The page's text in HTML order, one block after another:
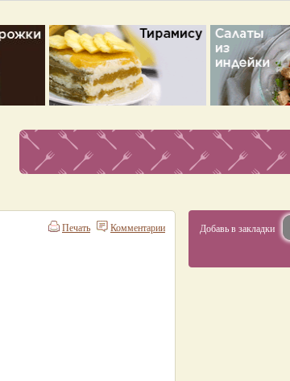
Комментарии
Печать Добавь в закладки